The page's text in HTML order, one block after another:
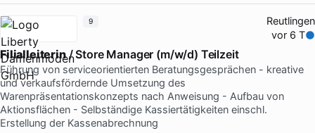
Reutlingen
vor 6 T
Filialleiterin/ Store Manager (m/w/d) Teilzeit
Führung von serviceorientierten Beratungsgesprächen - kreative
und verkaufsfördernde Umsetzung des
Warenpräsentationskonzepts nach Anweisung - Aufbau von
Aktionsflächen - Selbständige Kassiertätigkeiten einschl.
Erstellung der Kassenabrechnung
9